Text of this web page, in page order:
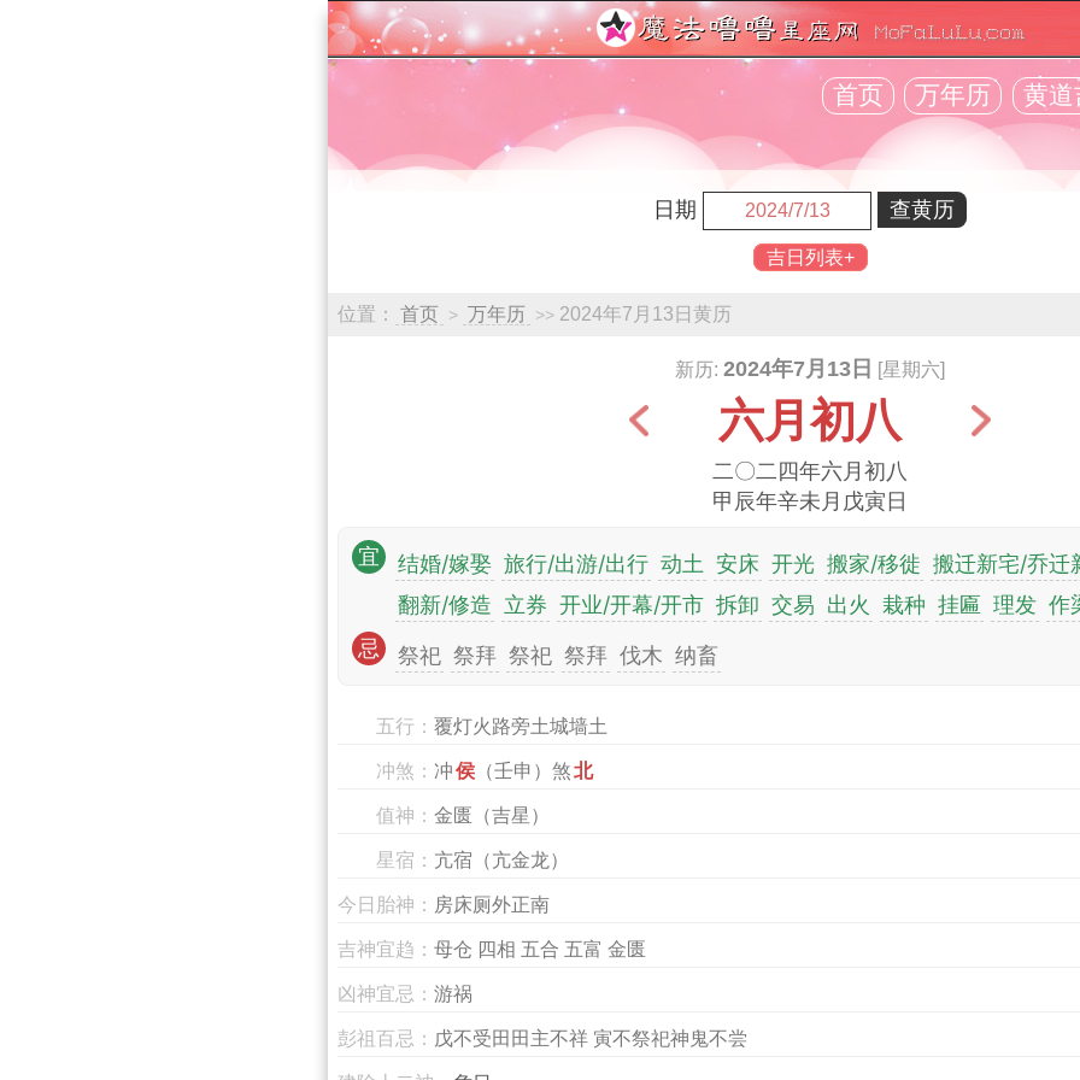
首页 万年历 黄道
日期
吉日列表+
位置： 首页 > 万年历 >> 2024年7月13日黄历
新历: 2024年7月13日 [星期六]
六月初八
二〇二四年六月初八
甲辰年辛未月戊寅日
宜 结婚/嫁娶 旅行/出游/出行 动土 安床 开光 搬家/移徙 搬迁新宅/乔迁
翻新/修造 立券 开业/开幕/开市 拆卸 交易 出火 栽种 挂匾 理发 作
忌 祭祀 祭拜 祭祀 祭拜 伐木 纳畜
五行： 覆灯火路旁土城墙土
冲煞： 冲侯 （壬申）煞北
值神： 金匮（吉星）
星宿： 亢宿（亢金龙）
今日胎神： 房床厕外正南
吉神宜趋： 母仓 四相 五合 五富 金匮
凶神宜忌： 游祸
彭祖百忌： 戊不受田田主不祥 寅不祭祀神鬼不尝